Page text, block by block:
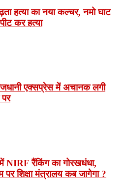
हत्या का नया कल्चर, नमो घाट
कर हत्या
एक्सप्रेस में अचानक लगी
रैंकिंग का गोरखधंधा,
शिक्षा मंत्रालय कब जागेगा ?